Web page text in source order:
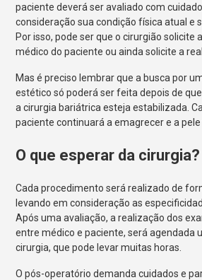
paciente deverá ser avaliado com
consideração sua condição física atual e
Por isso, pode ser que o cirurgião solicite
médico do paciente ou ainda solicite a
Mas é preciso lembrar que a busca por
estético só poderá ser feita depois de
a cirurgia bariátrica esteja estabilizada.
paciente continuará a emagrecer e a
O que esperar da cirurgia?
Cada procedimento será realizado de
levando em consideração as
Após uma avaliação, a realização dos
entre médico e paciente, será agendada
cirurgia, que pode levar muitas horas.
O pós-operatório demanda cuidados e